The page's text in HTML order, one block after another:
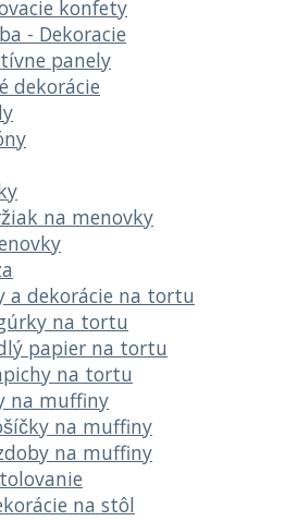
konfety
- Dekoracie
panely
dekorácie
na menovky
a dekorácie na tortu
na tortu
papier na tortu
na tortu
na muffiny
na muffiny
na muffiny
na stôl